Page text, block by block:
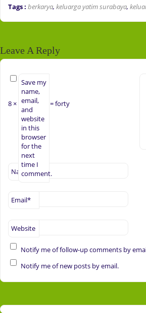
Tags : berkarya, keluarga yatim surabaya,
Leave A Reply
Name*
Email*
Website
Save my
name,
email,
and
website
in this
browser
for the
next
time I
comment.
8 × = forty
Notify me of follow-up comments by
Notify me of new posts by email.